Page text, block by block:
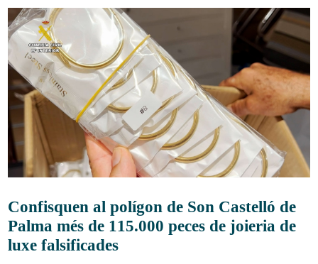
Confisquen al polígon de Son Castelló de
Palma més de 115.000 peces de joieria de
luxe falsificades